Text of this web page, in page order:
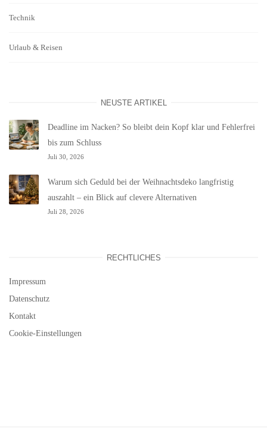
Technik
Urlaub & Reisen
NEUSTE ARTIKEL
Deadline im Nacken? So bleibt dein Kopf klar und Fehlerfrei
bis zum Schluss
Juli 30, 2026
Warum sich Geduld bei der Weihnachtsdeko langfristig
auszahlt – ein Blick auf clevere Alternativen
Juli 28, 2026
RECHTLICHES
Impressum
Datenschutz
Kontakt
Cookie-Einstellungen